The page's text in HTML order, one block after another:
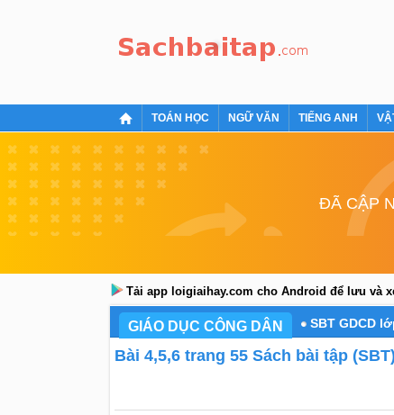
TOÁN HỌC NGỮ VĂN TIẾNG ANH
ĐÃ CẬP
Tải app loigiaihay.com cho Android để lưu và
GIÁO DỤC CÔNG DÂN SBT GDCD
Bài 4,5,6 trang 55 Sách bài tập